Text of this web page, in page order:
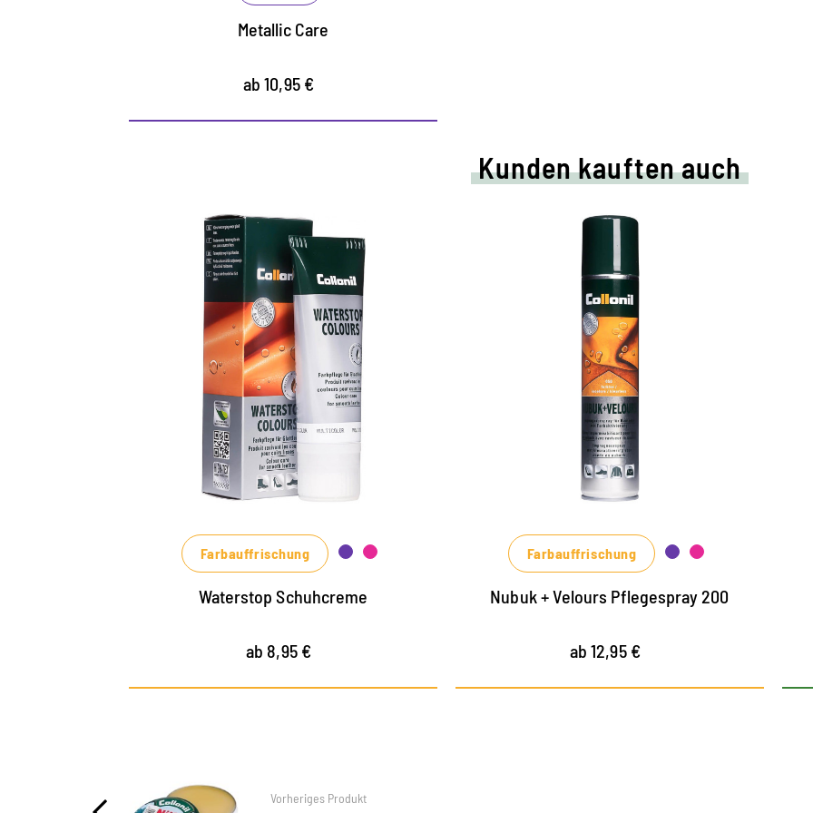
Metallic Care
ab 10,95 €
Kunden kauften auch
Farbige Pflege- und
Imprägniercreme
pflegt alle Glattleder und HighTech-
Materialien mit Imprägnier-Effekt
nährt das Leder, hält es strapazierfähig
in vielen Farbtönen, von klassischem
Schwarz und Braun bis zu modischen
Farbauffrischung
Waterstop Schuhcreme
ab 8,95 €
Farbpflegespray
pflegt Rauleder, Veloursleder und Nubuk
der farblose Spray bietet zusätzlich
einen Imprägnierschutz
mit aktiver Farbauffrischung
Farbauffrischung
Nubuk + Velours Pflegespray 200
ab 12,95 €
Vorheriges Produkt